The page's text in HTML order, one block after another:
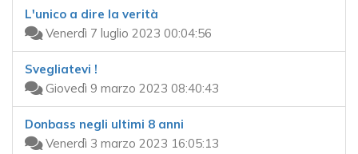
L'unico a dire la verità
Venerdì 7 luglio 2023 00:04:56
Svegliatevi !
Giovedì 9 marzo 2023 08:40:43
Donbass negli ultimi 8 anni
Venerdì 3 marzo 2023 16:05:13